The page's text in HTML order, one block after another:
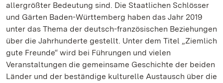
allergrößter Bedeutung sind. Die Staatlichen Schlösser
und Gärten Baden-Württemberg haben das Jahr 2019
unter das Thema der deutsch-französischen Beziehungen
über die Jahrhunderte gestellt. Unter dem Titel „Ziemlich
gute Freunde“ wird bei Führungen und vielen
Veranstaltungen die gemeinsame Geschichte der beiden
Länder und der beständige kulturelle Austausch über die